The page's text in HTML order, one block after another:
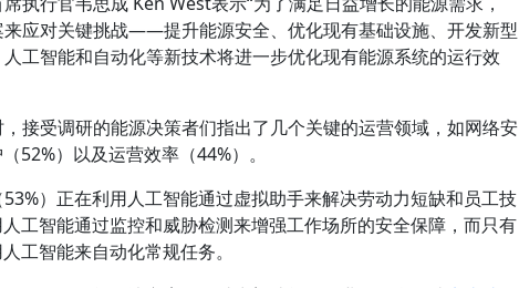
应对关键挑战——提升能源安全、优化现有基础设施、开发新型
工智能和自动化等新技术将进一步优化现有能源系统的运行效
接受调研的能源决策者们指出了几个关键的运营领域，如网络安
52%）以及运营效率（44%）。
）正在利用人工智能通过虚拟助手来解决劳动力短缺和员工技
工智能通过监控和威胁检测来增强工作场所的安全保障，而只有
工智能来自动化常规任务。